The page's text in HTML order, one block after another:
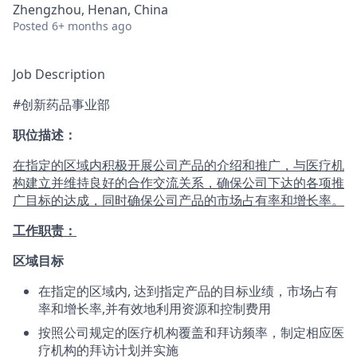
Zhengzhou, Henan, China
Posted 6+ months ago
Job Description
#创新药品事业部
职位描述：
在指定的区域内积极开展公司产品的介绍和推广，与医疗机
构建立并维持良好的合作交流关系，确保公司下达的各项推
广目标的达成，同时确保公司产品的市场占有率和增长率。
工作职责：
区域目标
在指定的区域内, 达到指定产品的目标业绩，市场占有
率和增长率,并有效地利用资源和控制费用
按照公司规定的医疗机构覆盖和拜访频率，制定相应医
疗机构的拜访计划并实施